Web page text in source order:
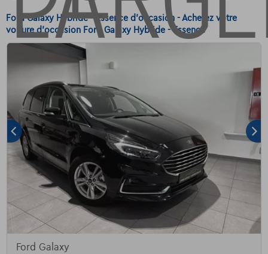
Ford Galaxy Hybride - Essence d'occasion - Achetez votre
voiture d'occasion Ford Galaxy Hybride - Essence
Ford Galaxy